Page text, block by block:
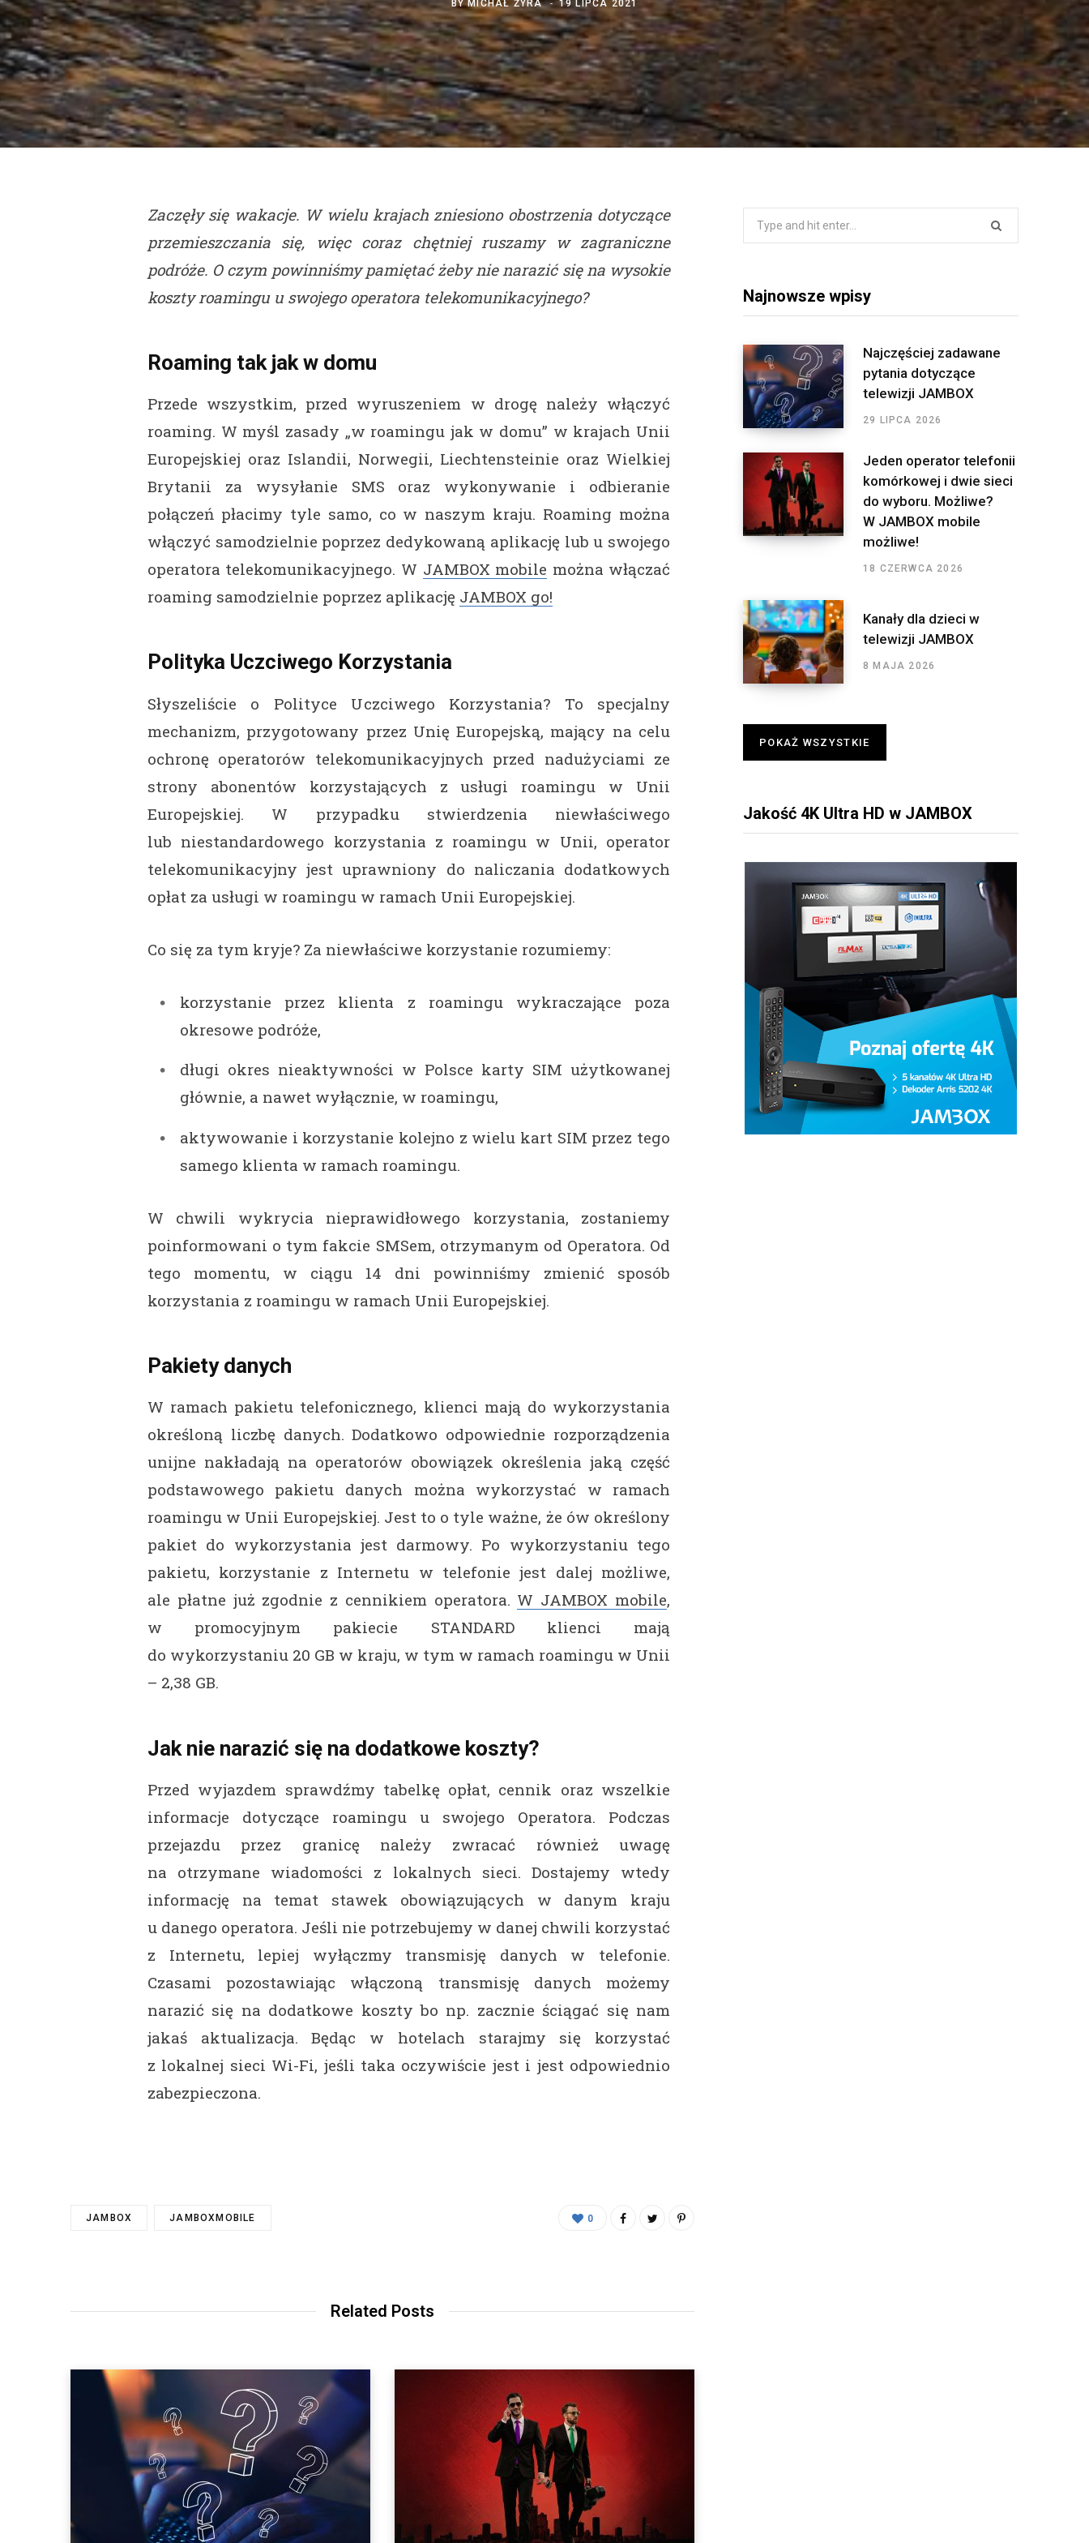
BYMICHAŁ ŻYRA 19 LIPCA 2021
Zaczęły się wakacje. W wielu krajach zniesiono obostrzenia dotyczące
przemieszczania się, więc coraz chętniej ruszamy w zagraniczne
podróże. O czym powinniśmy pamiętać żeby nie narazić się na wysokie
koszty roamingu u swojego operatora telekomunikacyjnego?
Roaming tak jak w domu
Przede wszystkim, przed wyruszeniem w drogę należy włączyć
roaming. W myśl zasady „w roamingu jak w domu” w krajach Unii
Europejskiej oraz Islandii, Norwegii, Liechtensteinie oraz Wielkiej
Brytanii za wysyłanie SMS oraz wykonywanie i odbieranie
połączeń płacimy tyle samo, co w naszym kraju. Roaming można
włączyć samodzielnie poprzez dedykowaną aplikację lub u swojego
operatora telekomunikacyjnego. W JAMBOX mobile można włączać
roaming samodzielnie poprzez aplikację JAMBOX go!
Polityka Uczciwego Korzystania
Słyszeliście o Polityce Uczciwego Korzystania? To specjalny
mechanizm, przygotowany przez Unię Europejską, mający na celu
ochronę operatorów telekomunikacyjnych przed nadużyciami ze
strony abonentów korzystających z usługi roamingu w Unii
Europejskiej. W przypadku stwierdzenia niewłaściwego
lub niestandardowego korzystania z roamingu w Unii, operator
telekomunikacyjny jest uprawniony do naliczania dodatkowych
opłat za usługi w roamingu w ramach Unii Europejskiej.
Co się za tym kryje? Za niewłaściwe korzystanie rozumiemy:
korzystanie przez klienta z roamingu wykraczające poza
okresowe podróże,
długi okres nieaktywności w Polsce karty SIM użytkowanej
głównie, a nawet wyłącznie, w roamingu,
aktywowanie i korzystanie kolejno z wielu kart SIM przez tego
samego klienta w ramach roamingu.
W chwili wykrycia nieprawidłowego korzystania, zostaniemy
poinformowani o tym fakcie SMSem, otrzymanym od Operatora. Od
tego momentu, w ciągu 14 dni powinniśmy zmienić sposób
korzystania z roamingu w ramach Unii Europejskiej.
Pakiety danych
W ramach pakietu telefonicznego, klienci mają do wykorzystania
określoną liczbę danych. Dodatkowo odpowiednie rozporządzenia
unijne nakładają na operatorów obowiązek określenia jaką część
podstawowego pakietu danych można wykorzystać w ramach
roamingu w Unii Europejskiej. Jest to o tyle ważne, że ów określony
pakiet do wykorzystania jest darmowy. Po wykorzystaniu tego
pakietu, korzystanie z Internetu w telefonie jest dalej możliwe,
ale płatne już zgodnie z cennikiem operatora. W JAMBOX mobile,
w promocyjnym pakiecie STANDARD klienci mają
do wykorzystaniu 20 GB w kraju, w tym w ramach roamingu w Unii
– 2,38 GB.
Jak nie narazić się na dodatkowe koszty?
Przed wyjazdem sprawdźmy tabelkę opłat, cennik oraz wszelkie
informacje dotyczące roamingu u swojego Operatora. Podczas
przejazdu przez granicę należy zwracać również uwagę
na otrzymane wiadomości z lokalnych sieci. Dostajemy wtedy
informację na temat stawek obowiązujących w danym kraju
u danego operatora. Jeśli nie potrzebujemy w danej chwili korzystać
z Internetu, lepiej wyłączmy transmisję danych w telefonie.
Czasami pozostawiając włączoną transmisję danych możemy
narazić się na dodatkowe koszty bo np. zacznie ściągać się nam
jakaś aktualizacja. Będąc w hotelach starajmy się korzystać
z lokalnej sieci Wi-Fi, jeśli taka oczywiście jest i jest odpowiednio
zabezpieczona.
JAMBOX JAMBOXMOBILE 0
Related Posts
Najnowsze wpisy
Najczęściej zadawane
pytania dotyczące
telewizji JAMBOX
29 LIPCA 2026
Jeden operator telefonii
komórkowej i dwie sieci
do wyboru. Możliwe?
W JAMBOX mobile
możliwe!
18 CZERWCA 2026
Kanały dla dzieci w
telewizji JAMBOX
8 MAJA 2026
POKAŻ WSZYSTKIE
Jakość 4K Ultra HD w JAMBOX